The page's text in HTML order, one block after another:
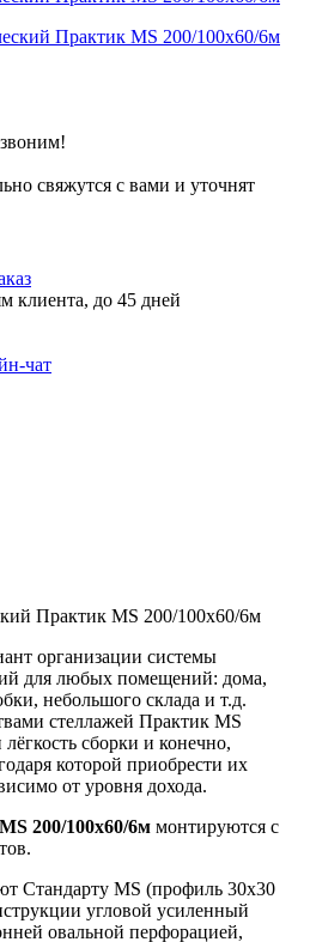
свяжутся с вами и уточнят
клиента, до 45 дней
чат
Практик MS 200/100х60/6м
организации системы
для любых помещений: дома,
небольшого склада и т.д.
стеллажей Практик MS
сборки и конечно,
которой приобрести их
от уровня дохода.
200/100х60/6м монтируются с
Стандарту MS (профиль 30x30
угловой усиленный
овальной перфорацией,